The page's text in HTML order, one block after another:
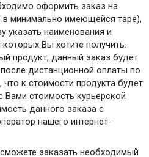
оформить заказ на
минимально имеющейся таре),
указать наименования и
Вы хотите получить.
продукт, данный заказ будет
дистанционной оплаты по
к стоимости продукта будет
Вами стоимость курьерской
данного заказа с
нашего интернет-
заказать необходимый